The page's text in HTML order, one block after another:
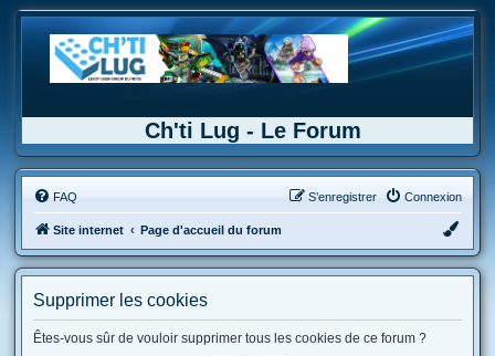
Ch'ti Lug - Le Forum
FAQ Connexion
S’enregistrer
Site internet Page d'accueil du forum
Supprimer les cookies
Êtes-vous sûr de vouloir supprimer tous les cookies de ce forum ?